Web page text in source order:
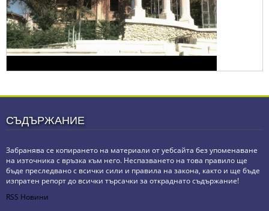
СЪДЪРЖАНИЕ
Забранява се копирането на материали от уебсайта без упоменаване
на източника с връзка към него. Неспазването на това правило ще
бъде преследвано с всички сили и правила на закона, както и ще бъде
изпратен репорт до всички търсачки за откраднато съдържание!
RSS Новини